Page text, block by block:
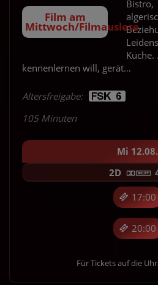
Film am
Mittwoch/Filmauslese
kennenlernen will, gerät…
Altersfreigabe:
105 Minuten
Mi 12.08.
17:00
20:00
2D
Für Tickets auf die